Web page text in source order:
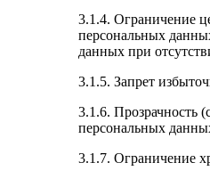
3.1.4. Ограничение
персональных
данных при
3.1.5. Запрет
3.1.6. Прозрачность
персональных
3.1.7. Ограничение